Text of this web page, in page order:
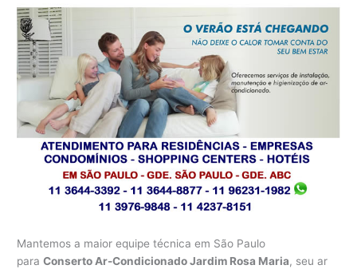
Mantemos a maior equipe técnica em São Paulo
paraConserto Ar-Condicionado Jardim Rosa Maria, seu ar